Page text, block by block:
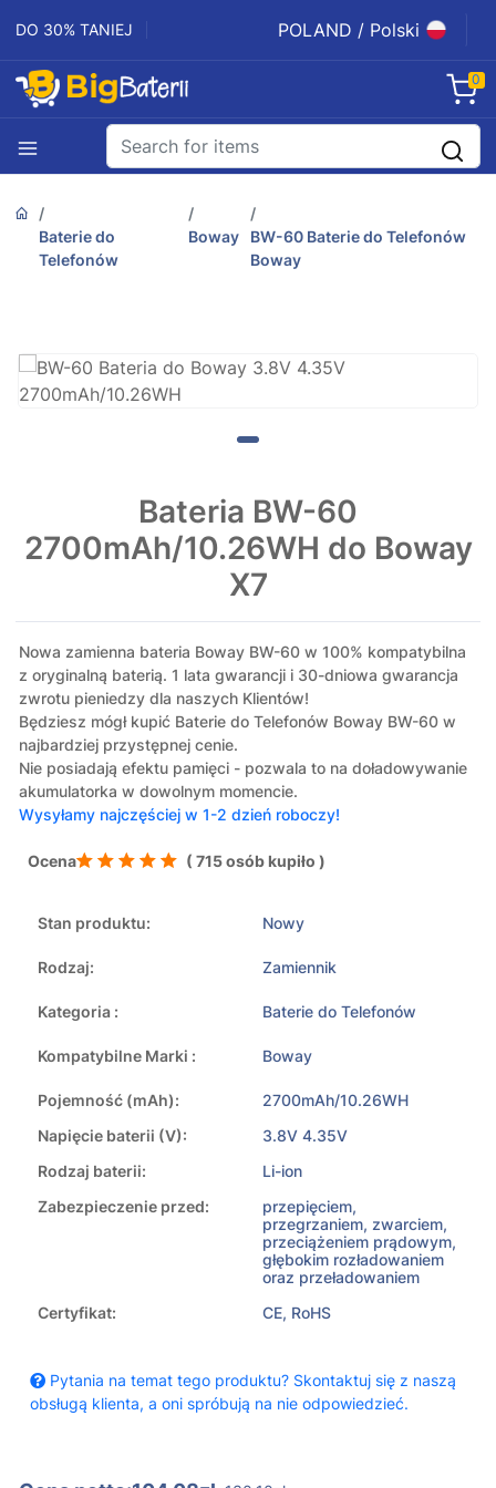
DO 30% TANIEJ POLAND / Polski
0
Baterie do
Telefonów
Boway
BW-60 Baterie do Telefonów
Boway
Bateria BW-60
2700mAh/10.26WH do Boway
X7
Nowa zamienna bateria Boway BW-60 w 100% kompatybilna
z oryginalną baterią. 1 lata gwarancji i 30-dniowa gwarancja
zwrotu pieniedzy dla naszych Klientów!
Będziesz mógł kupić Baterie do Telefonów Boway BW-60 w
najbardziej przystępnej cenie.
Nie posiadają efektu pamięci - pozwala to na doładowywanie
akumulatorka w dowolnym momencie.
Wysyłamy najczęściej w 1-2 dzień roboczy!
Ocena ( 715 osób kupiło )
Stan produktu: Nowy
Rodzaj: Zamiennik
Kategoria : Baterie do Telefonów
Kompatybilne Marki : Boway
Pojemność (mAh):
2700mAh/10.26WH
Napięcie baterii (V):
3.8V 4.35V
Rodzaj baterii:
Li-ion
Zabezpieczenie przed:
przepięciem,
przegrzaniem, zwarciem,
przeciążeniem prądowym,
głębokim rozładowaniem
oraz przeładowaniem
Certyfikat:
CE, RoHS
Pytania na temat tego produktu? Skontaktuj się z naszą
obsługą klienta, a oni spróbują na nie odpowiedzieć.